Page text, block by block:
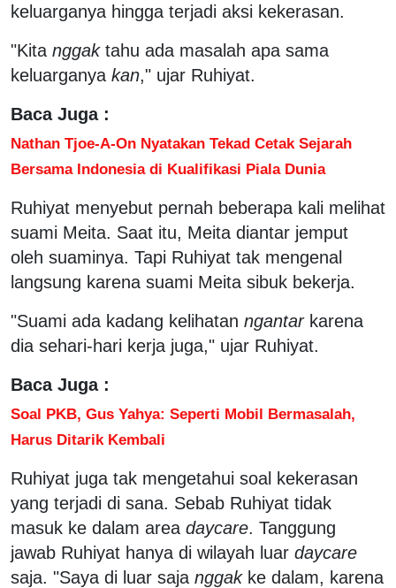
keluarganya hingga terjadi aksi kekerasan.
"Kita nggaktahu ada masalah apa sama
keluarganya kan," ujar Ruhiyat.
Baca Juga :
Nathan Tjoe-A-On Nyatakan Tekad Cetak Sejarah
Bersama Indonesia di Kualifikasi Piala Dunia
Ruhiyat menyebut pernah beberapa kali melihat
suami Meita. Saat itu, Meita diantar jemput
oleh suaminya. Tapi Ruhiyat tak mengenal
langsung karena suami Meita sibuk bekerja.
"Suami ada kadang kelihatan ngantarkarena
dia sehari-hari kerja juga," ujar Ruhiyat.
Baca Juga :
Soal PKB, Gus Yahya: Seperti Mobil Bermasalah,
Harus Ditarik Kembali
Ruhiyat juga tak mengetahui soal kekerasan
yang terjadi di sana. Sebab Ruhiyat tidak
masuk ke dalam area daycare. Tanggung
jawab Ruhiyat hanya di wilayah luar daycare
saja. "Saya di luar saja nggakke dalam, karena